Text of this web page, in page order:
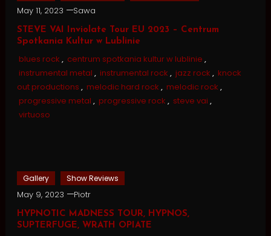
May 11, 2023 Sawa
STEVE VAI Inviolate Tour EU 2023 – Centrum
Spotkania Kultur w Lublinie
blues rock , centrum spotkania kultur w lublinie ,
instrumental metal , instrumental rock , jazz rock , knock
out productions , melodic hard rock , melodic rock ,
progressive metal , progressive rock , steve vai ,
virtuoso
Gallery Show Reviews
May 9, 2023 Piotr
HYPNOTIC MADNESS TOUR, HYPNOS,
SUPTERFUGE, WRATH OPIATE